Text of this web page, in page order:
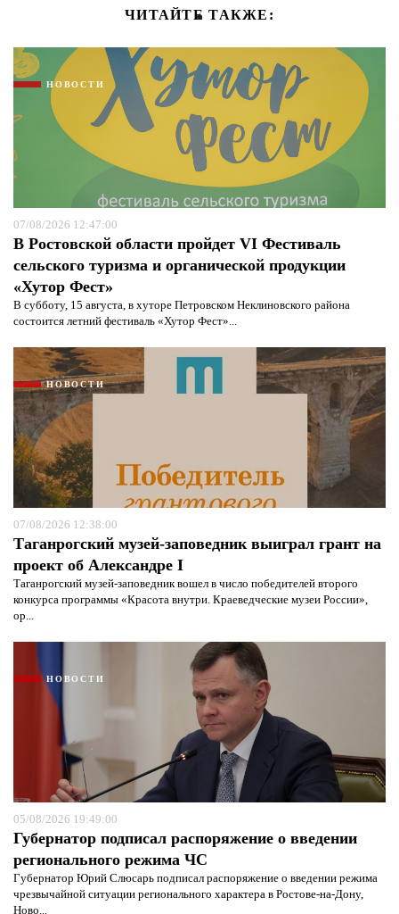
ЧИТАЙТЕ ТАКЖЕ:
НОВОСТИ
07/08/2026 12:47:00
В Ростовской области пройдет VI Фестиваль
сельского туризма и органической продукции
«Хутор Фест»
В субботу, 15 августа, в хуторе Петровском Неклиновского района
состоится летний фестиваль «Хутор Фест»...
НОВОСТИ
07/08/2026 12:38:00
Таганрогский музей-заповедник выиграл грант на
проект об Александре I
Таганрогский музей-заповедник вошел в число победителей второго
конкурса программы «Красота внутри. Краеведческие музеи России»,
ор...
НОВОСТИ
05/08/2026 19:49:00
Губернатор подписал распоряжение о введении
регионального режима ЧС
Губернатор Юрий Слюсарь подписал распоряжение о введении режима
чрезвычайной ситуации регионального характера в Ростове-на-Дону,
Ново...